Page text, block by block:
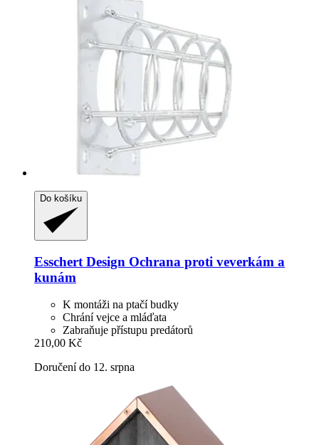
Do košíku
Esschert Design Ochrana proti veverkám a
kunám
K montáži na ptačí budky
Chrání vejce a mláďata
Zabraňuje přístupu predátorů
210,00 Kč
Doručení do 12. srpna